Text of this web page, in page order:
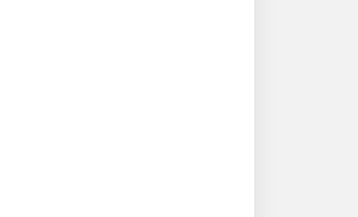
প্রেস ক্লাবের সভাপতি
সম্পাদক রিপন মারমা